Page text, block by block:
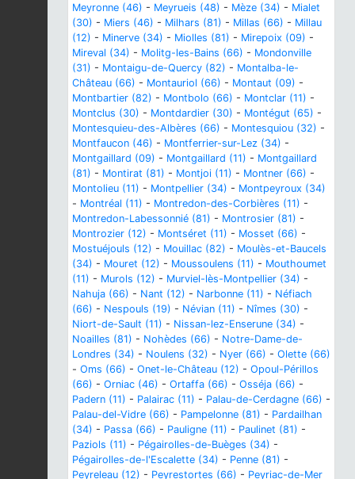
Meyronne (46) - Meyrueis (48) - Mèze (34) - Mialet
(30) - Miers (46) - Milhars (81) - Millas (66) - Millau
(12) - Minerve (34) - Miolles (81) - Mirepoix (09) -
Mireval (34) - Molitg-les-Bains (66) - Mondonville
(31) - Montaigu-de-Quercy (82) - Montalba-le-
Château (66) - Montauriol (66) - Montaut (09) -
Montbartier (82) - Montbolo (66) - Montclar (11) -
Montclus (30) - Montdardier (30) - Montégut (65) -
Montesquieu-des-Albères (66) - Montesquiou (32) -
Montfaucon (46) - Montferrier-sur-Lez (34) -
Montgaillard (09) - Montgaillard (11) - Montgaillard
(81) - Montirat (81) - Montjoi (11) - Montner (66) -
Montolieu (11) - Montpellier (34) - Montpeyroux (34)
- Montréal (11) - Montredon-des-Corbières (11) -
Montredon-Labessonnié (81) - Montrosier (81) -
Montrozier (12) - Montséret (11) - Mosset (66) -
Mostuéjouls (12) - Mouillac (82) - Moulès-et-Baucels
(34) - Mouret (12) - Moussoulens (11) - Mouthoumet
(11) - Murols (12) - Murviel-lès-Montpellier (34) -
Nahuja (66) - Nant (12) - Narbonne (11) - Néfiach
(66) - Nespouls (19) - Névian (11) - Nîmes (30) -
Niort-de-Sault (11) - Nissan-lez-Enserune (34) -
Noailles (81) - Nohèdes (66) - Notre-Dame-de-
Londres (34) - Noulens (32) - Nyer (66) - Olette (66)
- Oms (66) - Onet-le-Château (12) - Opoul-Périllos
(66) - Orniac (46) - Ortaffa (66) - Osséja (66) -
Padern (11) - Palairac (11) - Palau-de-Cerdagne (66) -
Palau-del-Vidre (66) - Pampelonne (81) - Pardailhan
(34) - Passa (66) - Pauligne (11) - Paulinet (81) -
Paziols (11) - Pégairolles-de-Buèges (34) -
Pégairolles-de-l'Escalette (34) - Penne (81) -
Peyreleau (12) - Peyrestortes (66) - Peyriac-de-Mer